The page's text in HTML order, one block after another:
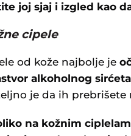
joj sjaj i izgled kao
cipele
od kože najbolje je
alkoholnog
je da ih
na kožnim